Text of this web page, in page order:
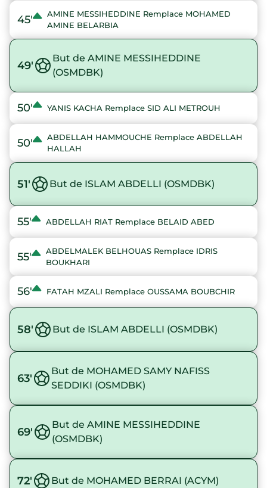
45'
AMINE MESSIHEDDINE Remplace MOHAMED
AMINE BELARBIA
49'
But de AMINE MESSIHEDDINE
(OSMDBK)
50' YANIS KACHA Remplace SID ALI METROUH
50'
ABDELLAH HAMMOUCHE Remplace ABDELLAH
HALLAH
51' But de ISLAM ABDELLI (OSMDBK)
55' ABDELLAH RIAT Remplace BELAID ABED
55'
ABDELMALEK BELHOUAS Remplace IDRIS
BOUKHARI
56' FATAH MZALI Remplace OUSSAMA BOUBCHIR
58' But de ISLAM ABDELLI (OSMDBK)
63'
But de MOHAMED SAMY NAFISS
SEDDIKI (OSMDBK)
69'
But de AMINE MESSIHEDDINE
(OSMDBK)
72' But de MOHAMED BERRAI (ACYM)